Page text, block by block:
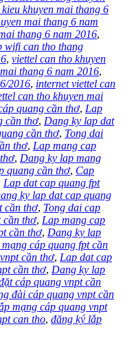
khuyen mai thang 6
mai thang 6 nam
thang 6 nam 2016,
wifi can tho thang
, viettel can tho khuyen
thang 6 nam 2016,
2016, internet viettel can
can tho khuyen mai
quang cần thơ, Lap
cần thơ, Dang ky lap dat
cần thơ, Tong dai
thơ, Lap mang cap
, Dang ky lap mang
quang cần thơ, Cap
Lap dat cap quang fpt
ky lap dat cap quang
cần thơ, Tong dai cap
cần thơ, Lap mang cap
cần thơ, Dang ky lap
cáp quang fpt cần
cần thơ, Lap dat cap
cần thơ, Dang ky lap
cáp quang vnpt cần
đài cáp quang vnpt cần
mạng cáp quang vnpt
can tho, đăng ký lắp